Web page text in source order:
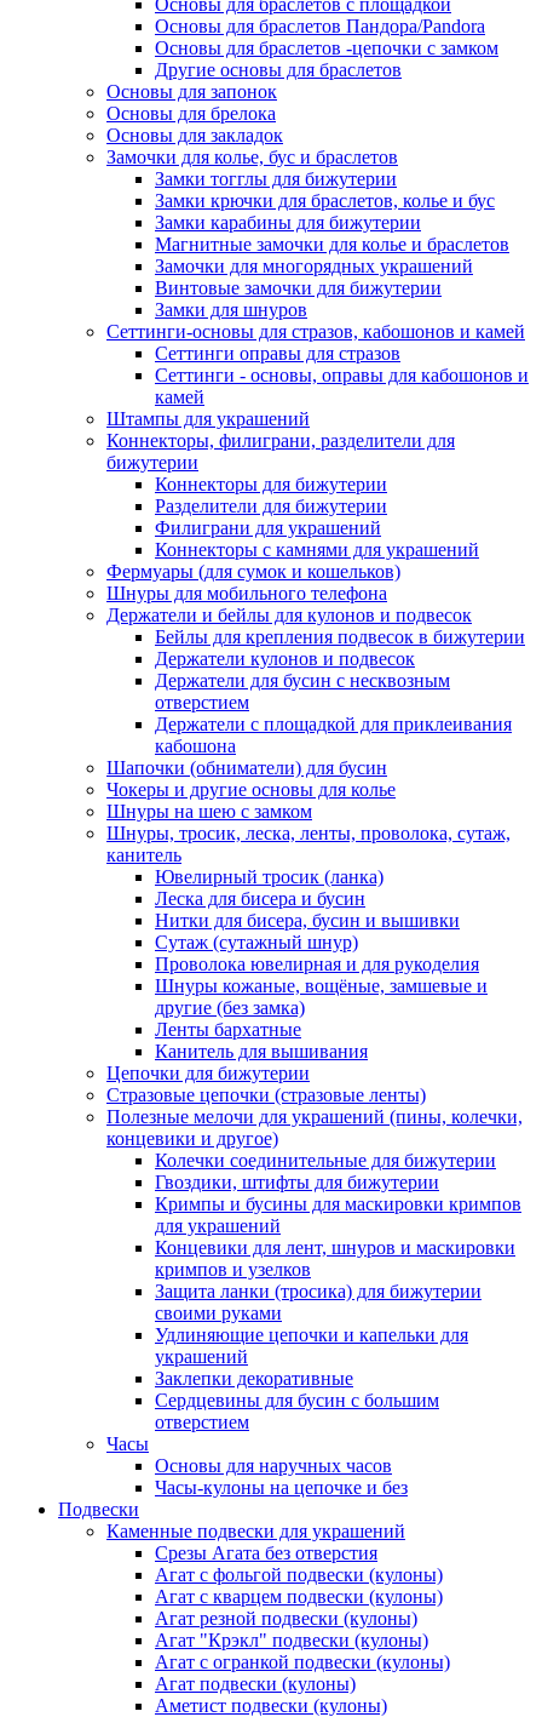
Основы для браслетов с площадкой
Основы для браслетов Пандора/Pandora
Основы для браслетов -цепочки с замком
Другие основы для браслетов
Основы для запонок
Основы для брелока
Основы для закладок
Замочки для колье, бус и браслетов
Замки тогглы для бижутерии
Замки крючки для браслетов, колье и бус
Замки карабины для бижутерии
Магнитные замочки для колье и браслетов
Замочки для многорядных украшений
Винтовые замочки для бижутерии
Замки для шнуров
Сеттинги-основы для стразов, кабошонов и камей
Сеттинги оправы для стразов
Сеттинги - основы, оправы для кабошонов и
камей
Штампы для украшений
Коннекторы, филиграни, разделители для
бижутерии
Коннекторы для бижутерии
Разделители для бижутерии
Филиграни для украшений
Коннекторы с камнями для украшений
Фермуары (для сумок и кошельков)
Шнуры для мобильного телефона
Держатели и бейлы для кулонов и подвесок
Бейлы для крепления подвесок в бижутерии
Держатели кулонов и подвесок
Держатели для бусин с несквозным
отверстием
Держатели с площадкой для приклеивания
кабошона
Шапочки (обниматели) для бусин
Чокеры и другие основы для колье
Шнуры на шею с замком
Шнуры, тросик, леска, ленты, проволока, сутаж,
канитель
Ювелирный тросик (ланка)
Леска для бисера и бусин
Нитки для бисера, бусин и вышивки
Сутаж (сутажный шнур)
Проволока ювелирная и для рукоделия
Шнуры кожаные, вощёные, замшевые и
другие (без замка)
Ленты бархатные
Канитель для вышивания
Цепочки для бижутерии
Стразовые цепочки (стразовые ленты)
Полезные мелочи для украшений (пины, колечки,
концевики и другое)
Колечки соединительные для бижутерии
Гвоздики, штифты для бижутерии
Кримпы и бусины для маскировки кримпов
для украшений
Концевики для лент, шнуров и маскировки
кримпов и узелков
Защита ланки (тросика) для бижутерии
своими руками
Удлиняющие цепочки и капельки для
украшений
Заклепки декоративные
Сердцевины для бусин с большим
отверстием
Часы
Основы для наручных часов
Часы-кулоны на цепочке и без
Подвески
Каменные подвески для украшений
Срезы Агата без отверстия
Агат с фольгой подвески (кулоны)
Агат с кварцем подвески (кулоны)
Агат резной подвески (кулоны)
Агат "Крэкл" подвески (кулоны)
Агат с огранкой подвески (кулоны)
Агат подвески (кулоны)
Аметист подвески (кулоны)